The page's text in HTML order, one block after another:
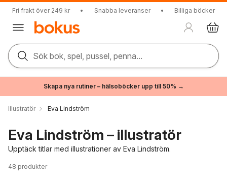
Fri frakt över 249 kr • Snabba leveranser • Billiga böcker
Sök bok, spel, pussel, penna...
Skapa nya rutiner – hälsoböcker upp till 50% →
Illustratör Eva Lindström
Eva Lindström – illustratör
Upptäck titlar med illustrationer av Eva Lindström.
48 produkter